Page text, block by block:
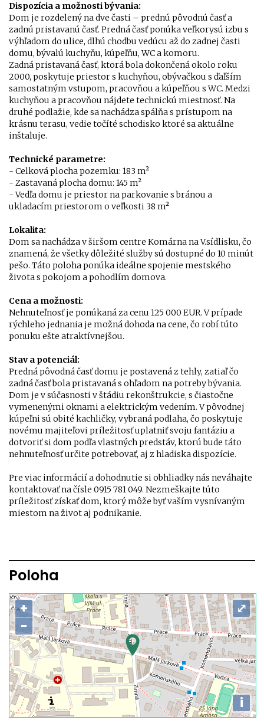
Dispozícia a možnosti bývania:
Dom je rozdelený na dve časti – prednú pôvodnú časť a
zadnú pristavanú časť. Predná časť ponúka veľkorysú izbu s
výhľadom do ulice, dlhú chodbu vedúcu až do zadnej časti
domu, bývalú kuchyňu, kúpeľňu, WC a komoru.
Zadná pristavaná časť, ktorá bola dokončená okolo roku
2000, poskytuje priestor s kuchyňou, obývačkou s ďaľším
samostatným vstupom, pracovňou a kúpeľňou s WC. Medzi
kuchyňou a pracovňou nájdete technickú miestnosť. Na
druhé podlažie, kde sa nachádza spálňa s prístupom na
krásnu terasu, vedie točíté schodisko ktoré sa aktuálne
inštaluje.
Technické parametre:
- Celková plocha pozemku: 183 m²
- Zastavaná plocha domu: 145 m²
- Vedľa domu je priestor na parkovanie s bránou a
ukladacím priestorom o veľkosti 38 m²
Lokalita:
Dom sa nachádza v širšom centre Komárna na V.sídlisku, čo
znamená, že všetky dôležité služby sú dostupné do 10 minút
pešo. Táto poloha ponúka ideálne spojenie mestského
života s pokojom a pohodlím domova.
Cena a možnosti:
Nehnuteľnosť je ponúkaná za cenu 125 000 EUR. V prípade
rýchleho jednania je možná dohoda na cene, čo robí túto
ponuku ešte atraktívnejšou.
Stav a potenciál:
Predná pôvodná časť domu je postavená z tehly, zatiaľ čo
zadná časť bola pristavaná s ohľadom na potreby bývania.
Dom je v súčasnosti v štádiu rekonštrukcie, s čiastočne
vymenenými oknami a elektrickým vedením. V pôvodnej
kúpeľni sú obité kachličky, vybraná podlaha, čo poskytuje
novému majiteľovi príležitosť uplatniť svoju fantáziu a
dotvoriť si dom podľa vlastných predstáv, ktorú bude táto
nehnuteľnosť určite potrebovať, aj z hladiska dispozície.
Pre viac informácií a dohodnutie si obhliadky nás neváhajte
kontaktovať na čísle 0915 781 049. Nezmeškajte túto
príležitosť získať dom, ktorý môže byť vaším vysnívaným
miestom na život aj podnikanie.
Poloha
+
−
i
⤢